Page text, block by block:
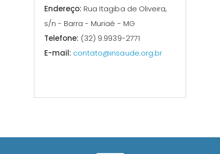
Endereço:Rua Itagiba de Oliveira,
s/n - Barra - Muriaé - MG
Telefone: (32) 9.9939-2771
E-mail: contato@insaude.org.br